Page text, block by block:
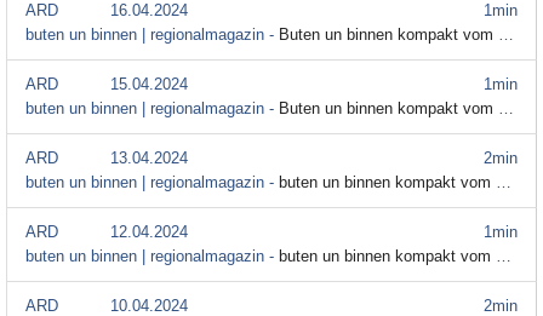
1min
ARD
16.04.2024
buten un binnen | regionalmagazin - Buten un binnen kompakt vom 16. April
1min
ARD
15.04.2024
buten un binnen | regionalmagazin - Buten un binnen kompakt vom 15. April
2min
ARD
13.04.2024
buten un binnen | regionalmagazin - buten un binnen kompakt vom 13. April
1min
ARD
12.04.2024
buten un binnen | regionalmagazin - buten un binnen kompakt vom 12. April
2min
ARD
10.04.2024